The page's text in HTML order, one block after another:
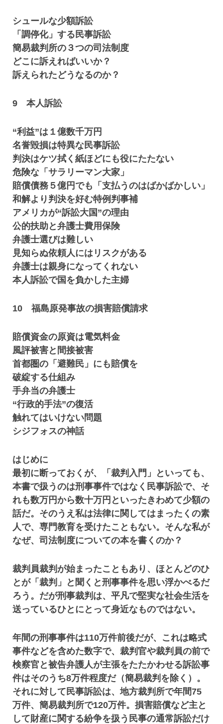
シュールな少額訴訟
「調停化」する民事訴訟
簡易裁判所の３つの司法制度
どこに訴えればいいか？
訴えられたどうなるのか？
9 本人訴訟
“利益”は１億数千万円
名誉毀損は特異な民事訴訟
判決はケツ拭く紙ほどにも役にたたない
危険な「サラリーマン大家」
賠償債務５億円でも「支払うのはばかばかしい」
和解より判決を好む特例判事補
アメリカが“訴訟大国”の理由
公的扶助と弁護士費用保険
弁護士選びは難しい
見知らぬ依頼人にはリスクがある
弁護士は親身になってくれない
本人訴訟で国を負かした主婦
10 福島原発事故の損害賠償請求
賠償資金の原資は電気料金
風評被害と間接被害
首都圏の「避難民」にも賠償を
破綻する仕組み
手弁当の弁護士
“行政的手法”の復活
触れてはいけない問題
シジフォスの神話
はじめに
最初に断っておくが、「裁判入門」といっても、
本書で扱うのは刑事事件ではなく民事訴訟で、そ
れも数万円から数十万円といったきわめて少額の
話だ。そのうえ私は法律に関してはまったくの素
人で、専門教育を受けたこともない。そんな私が
なぜ、司法制度についての本を書くのか？
裁判員裁判が始まったこともあり、ほとんどのひ
とが「裁判」と聞くと刑事事件を思い浮かべるだ
ろう。だが刑事裁判は、平凡で堅実な社会生活を
送っているひとにとって身近なものではない。
年間の刑事事件は110万件前後だが、これは略式
事件などを含めた数字で、裁判官や裁判員の前で
検察官と被告弁護人が主張をたたかわせる訴訟事
件はそのうち8万件程度だ（簡易裁判を除く）。
それに対して民事訴訟は、地方裁判所で年間75
万件、簡易裁判所で120万件。損害賠償など主と
して財産に関する紛争を扱う民事の通常訴訟だけ